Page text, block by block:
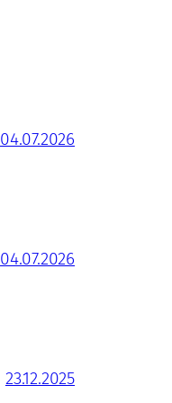
04.07.2026
04.07.2026
23.12.2025